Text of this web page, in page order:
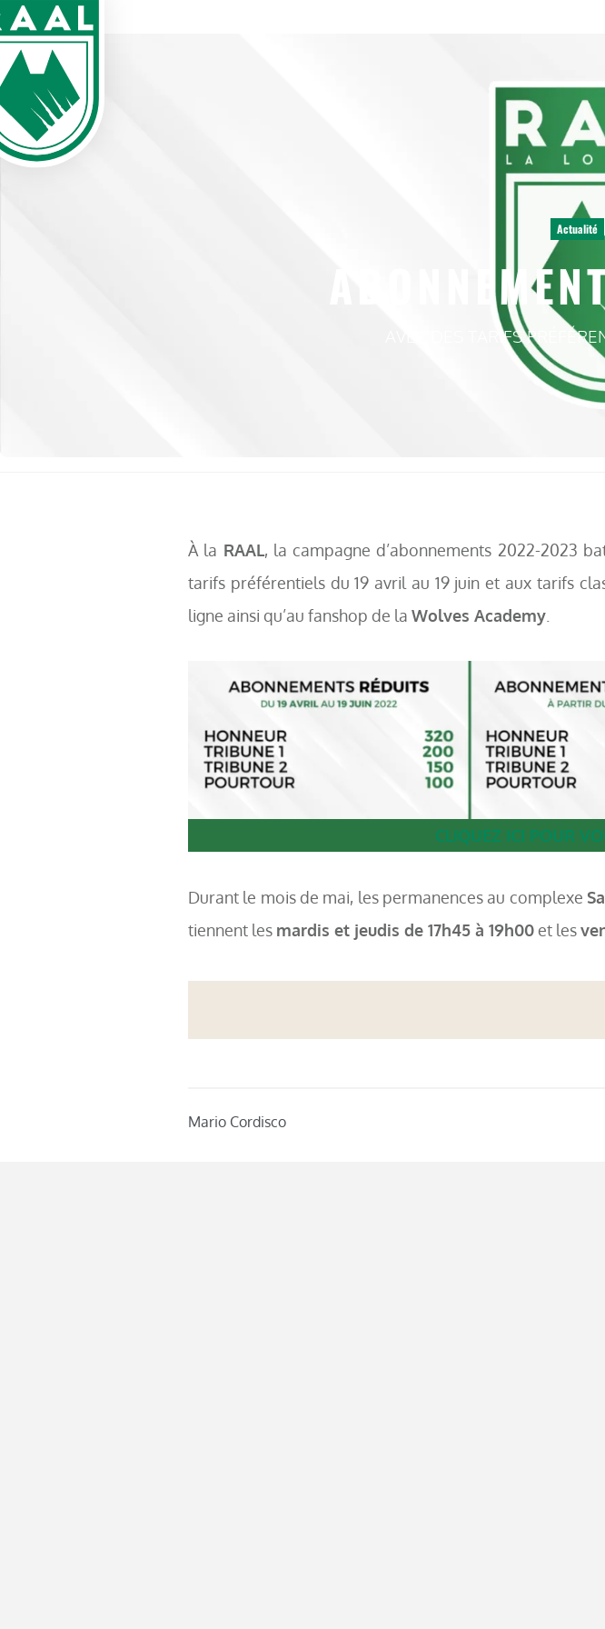
Actualité
AVEC DES TARIFS
Mario Cordisco
À la RAAL, la campagne d’abonnements 2022-2023
tarifs préférentiels du 19 avril au 19 juin et aux tarifs
ligne ainsi qu’au fanshop de la Wolves Academy
CLIQUEZ ICI POUR
Durant le mois de mai, les permanences au complexe
tiennent les mardis et jeudis de 17h45 à 19h00 et les